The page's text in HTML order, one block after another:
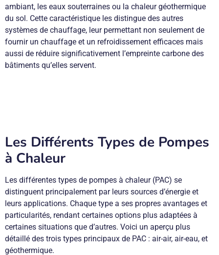
ambiant, les eaux souterraines ou la chaleur géothermique
du sol. Cette caractéristique les distingue des autres
systèmes de chauffage, leur permettant non seulement de
fournir un chauffage et un refroidissement efficaces mais
aussi de réduire significativement l’empreinte carbone des
bâtiments qu’elles servent.
Les Différents Types de Pompes
à Chaleur
Les différentes types de pompes à chaleur (PAC) se
distinguent principalement par leurs sources d’énergie et
leurs applications. Chaque type a ses propres avantages et
particularités, rendant certaines options plus adaptées à
certaines situations que d’autres. Voici un aperçu plus
détaillé des trois types principaux de PAC : air-air, air-eau, et
géothermique.